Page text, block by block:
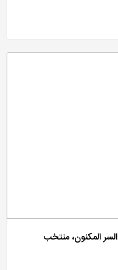
السر المکنون، منتخب